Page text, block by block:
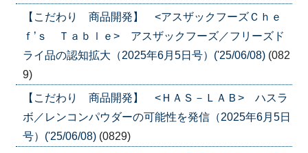
【こだわり 商品開発】 <アスザックフーズＣｈｅ
ｆ’ｓ Ｔａｂｌｅ> アスザックフーズ／フリーズド
ライ品の認知拡大（2025年6月5日号）('25/06/08) (082
9)
【こだわり 商品開発】 <ＨＡＳ－ＬＡＢ> ハスラ
ボ／レンコンパウダーの可能性を発信（2025年6月5日
号）('25/06/08) (0829)